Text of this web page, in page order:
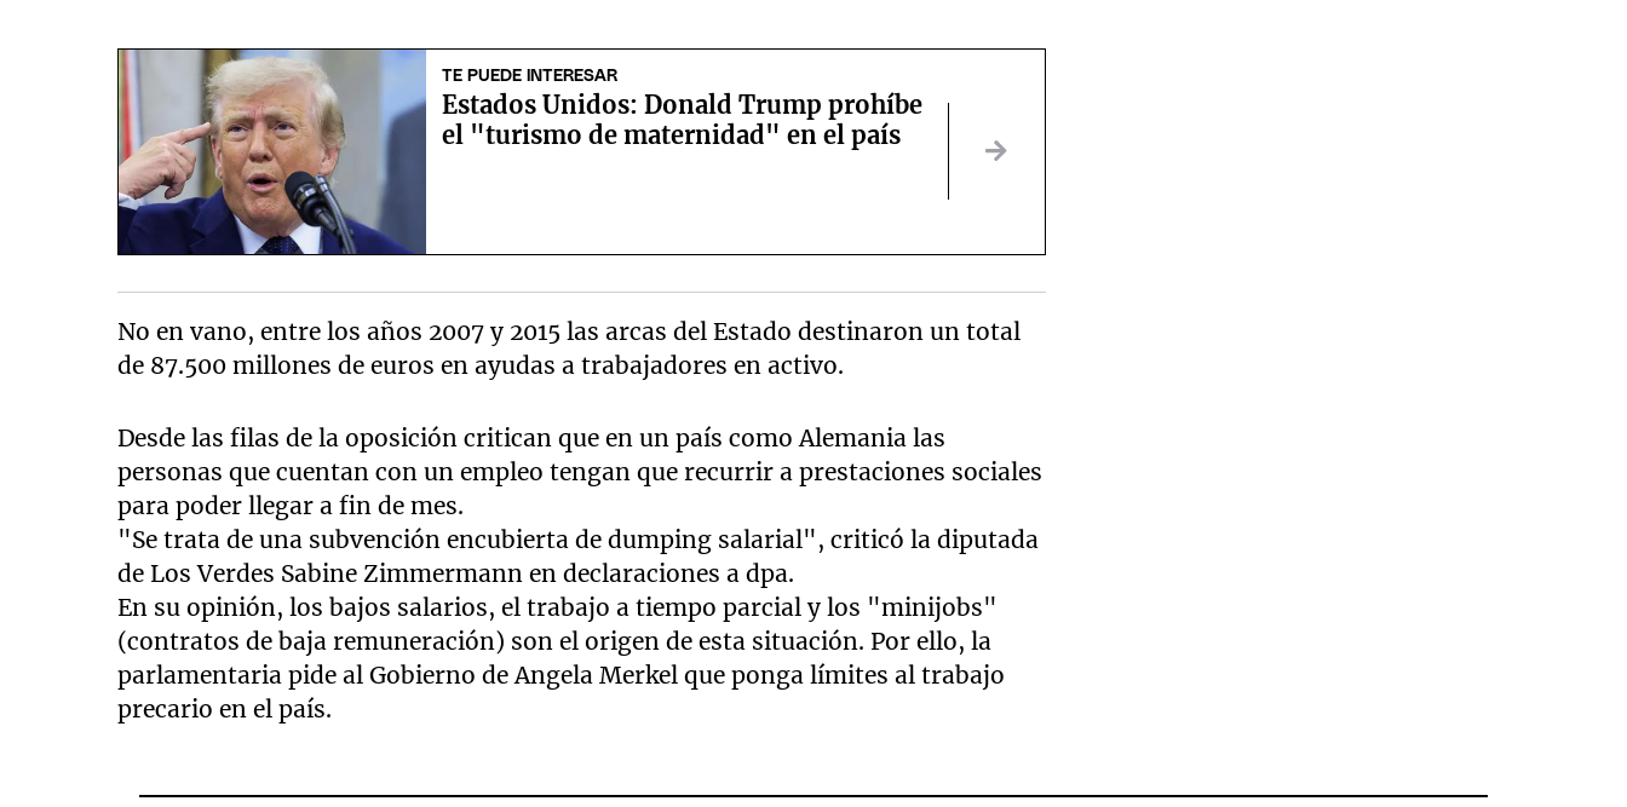
TE PUEDE INTERESAR
Estados Unidos: Donald Trump prohíbe
el "turismo de maternidad" en el país
No en vano, entre los años 2007 y 2015 las arcas del Estado destinaron un total
de 87.500 millones de euros en ayudas a trabajadores en activo.
Desde las filas de la oposición critican que en un país como Alemania las
personas que cuentan con un empleo tengan que recurrir a prestaciones sociales
para poder llegar a fin de mes.
"Se trata de una subvención encubierta de dumping salarial", criticó la diputada
de Los Verdes Sabine Zimmermann en declaraciones a dpa.
En su opinión, los bajos salarios, el trabajo a tiempo parcial y los "minijobs"
(contratos de baja remuneración) son el origen de esta situación. Por ello, la
parlamentaria pide al Gobierno de Angela Merkel que ponga límites al trabajo
precario en el país.